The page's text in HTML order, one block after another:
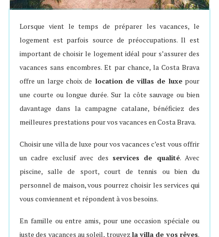
Lorsque vient le temps de préparer les vacances, le
logement est parfois source de préoccupations. Il est
important de choisir le logement idéal pour s’assurer des
vacances sans encombres. Et par chance, la Costa Brava
offre un large choix de location de villas de luxepour
une courte ou longue durée. Sur la côte sauvage ou bien
davantage dans la campagne catalane, bénéficiez des
meilleures prestations pour vos vacances en Costa Brava.
Choisir une villa de luxe pour vos vacances c’est vous offrir
un cadre exclusif avec des services de qualité. Avec
piscine, salle de sport, court de tennis ou bien du
personnel de maison, vous pourrez choisir les services qui
vous conviennent et répondent à vos besoins.
En famille ou entre amis, pour une occasion spéciale ou
juste des vacances au soleil, trouvez la villa de vos rêves.